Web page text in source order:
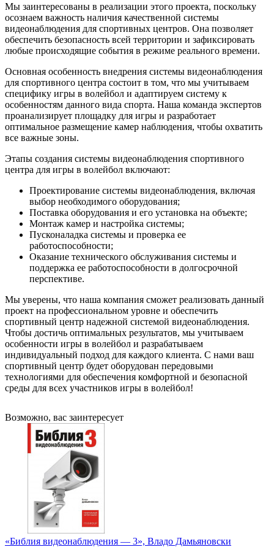
Мы заинтересованы в реализации этого проекта, поскольку
осознаем важность наличия качественной системы
видеонаблюдения для спортивных центров. Она позволяет
обеспечить безопасность всей территории и зафиксировать
любые происходящие события в режиме реального времени.
Основная особенность внедрения системы видеонаблюдения
для спортивного центра состоит в том, что мы учитываем
специфику игры в волейбол и адаптируем систему к
особенностям данного вида спорта. Наша команда экспертов
проанализирует площадку для игры и разработает
оптимальное размещение камер наблюдения, чтобы охватить
все важные зоны.
Этапы создания системы видеонаблюдения спортивного
центра для игры в волейбол включают:
Проектирование системы видеонаблюдения, включая
выбор необходимого оборудования;
Поставка оборудования и его установка на объекте;
Монтаж камер и настройка системы;
Пусконаладка системы и проверка ее
работоспособности;
Оказание технического обслуживания системы и
поддержка ее работоспособности в долгосрочной
перспективе.
Мы уверены, что наша компания сможет реализовать данный
проект на профессиональном уровне и обеспечить
спортивный центр надежной системой видеонаблюдения.
Чтобы достичь оптимальных результатов, мы учитываем
особенности игры в волейбол и разрабатываем
индивидуальный подход для каждого клиента. С нами ваш
спортивный центр будет оборудован передовыми
технологиями для обеспечения комфортной и безопасной
среды для всех участников игры в волейбол!
Возможно, вас заинтересует
«Библия видеонаблюдения — 3», Владо Дамьяновски